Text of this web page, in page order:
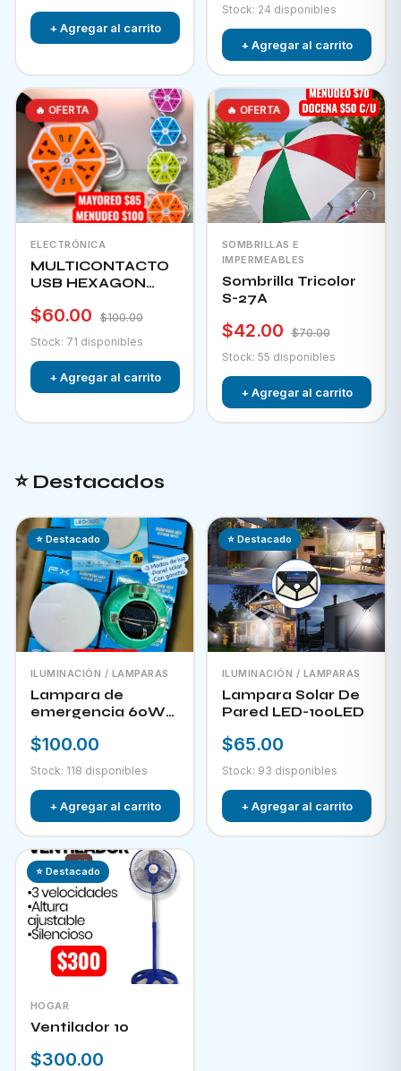
+ Agregar al carrito
Stock: 24 disponibles
+ Agregar al carrito
🔥 OFERTA
ELECTRÓNICA
MULTICONTACTO
USB HEXAGON
$60.00
$100.00
Stock: 71 disponibles
+ Agregar al carrito
🔥 OFERTA
SOMBRILLAS E
IMPERMEABLES
Sombrilla Tricolor
S-27A
$42.00
$70.00
Stock: 55 disponibles
+ Agregar al carrito
⭐ Destacados
⭐ Destacado
ILUMINACIÓN / LAMPARAS
Lampara de
emergencia 60W
$100.00
Stock: 118 disponibles
+ Agregar al carrito
⭐ Destacado
ILUMINACIÓN / LAMPARAS
Lampara Solar De
Pared LED-100LED
$65.00
Stock: 93 disponibles
+ Agregar al carrito
⭐ Destacado
HOGAR
Ventilador 10
$300.00